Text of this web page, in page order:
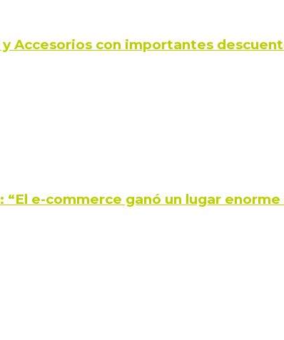
Accesorios con importantes
“El e-commerce ganó un lugar